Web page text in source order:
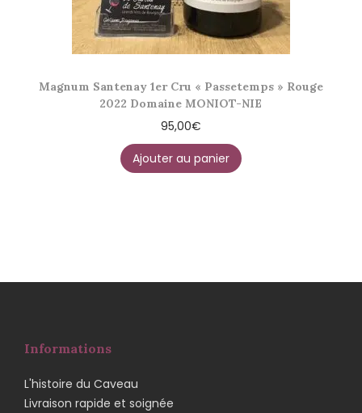
Magnum Santenay 1er Cru « Passetemps » Rouge
2022 Domaine MONIOT-NIE
95,00€
Ajouter au panier
Informations
L'histoire du Caveau
Livraison rapide et soignée